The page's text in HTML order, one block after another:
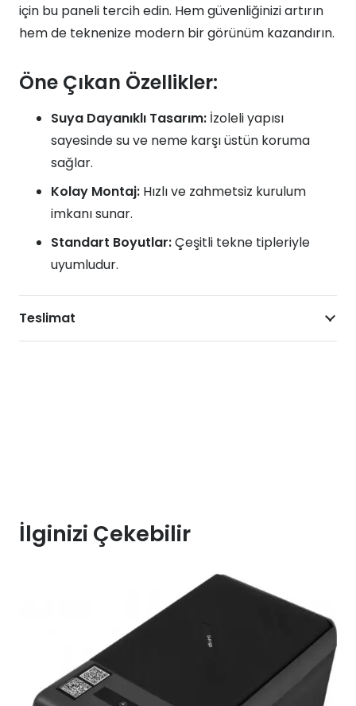
için bu paneli tercih edin. Hem güvenliğinizi artırın
hem de teknenize modern bir görünüm kazandırın.
Öne Çıkan Özellikler:
Suya Dayanıklı Tasarım: İzoleli yapısı
sayesinde su ve neme karşı üstün koruma
sağlar.
Kolay Montaj: Hızlı ve zahmetsiz kurulum
imkanı sunar.
Standart Boyutlar:Çeşitli tekne tipleriyle
uyumludur.
Teslimat
İlginizi Çekebilir